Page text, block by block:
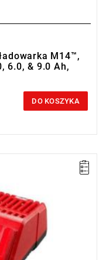
M14™,
6.0, & 9.0 Ah,
DO KOSZYKA
9.0, 3.0, 5.5, 8.0,
130/190/285